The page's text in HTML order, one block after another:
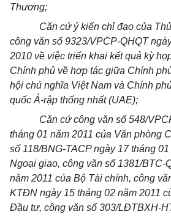
Thương;
Căn cứ ý kiến chỉ đạo của
công văn số 9323/VPCP-QHQT
2010 về việc triển khai kết quả kỳ
Chính phủ về hợp tác giữa Chính
hội chủ nghĩa Việt Nam và Chính
quốc Ả-rập thống nhất (UAE);
Căn cứ công văn số 548/
tháng 01 năm 2011 của Văn phòng
số 118/BNG-TACP ngày 17 tháng
Ngoại giao, công văn số 1381/BTC-
năm 2011 của Bộ Tài chính, công
KTĐN ngày 15 tháng 02 năm 2011
Đầu tư, công văn số 303/LĐTBXH-